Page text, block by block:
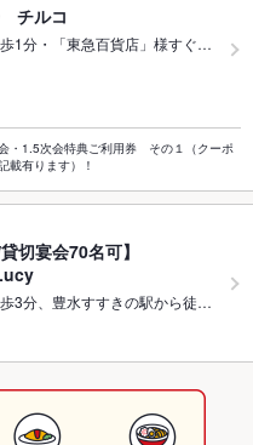
チルコ
1分・「東急百貨店」様すぐ…
・1.5次会特典ご利用券 その１（クーポ
載有ります）！
切宴会70名可】
3分、豊水すすきの駅から徒…